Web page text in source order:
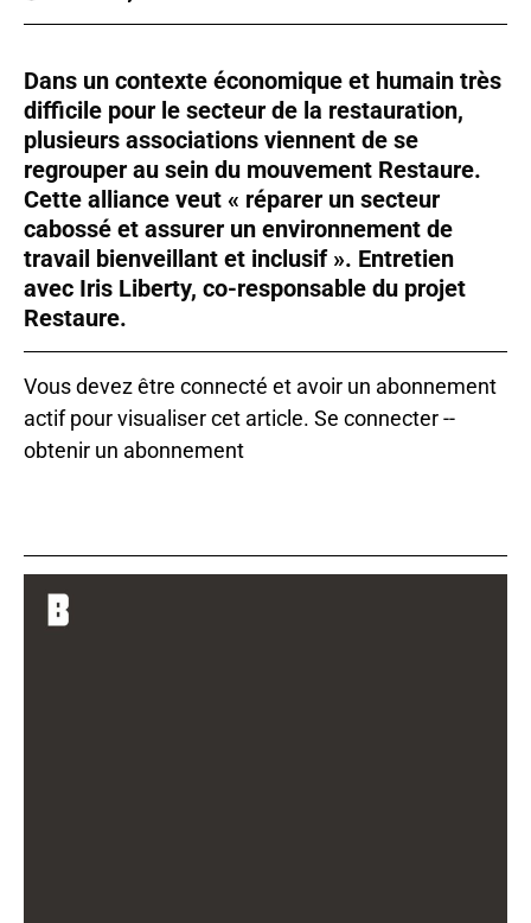
Dans un contexte économique et humain très
difficile pour le secteur de la restauration,
plusieurs associations viennent de se
regrouper au sein du mouvement Restaure.
Cette alliance veut « réparer un secteur
cabossé et assurer un environnement de
travail bienveillant et inclusif ». Entretien
avec Iris Liberty, co-responsable du projet
Restaure.
Vous devez être connecté et avoir un abonnement
actif pour visualiser cet article. Se connecter--
obtenir un abonnement